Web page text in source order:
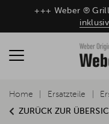
+++ Weber ®
ZURÜCK ZUR
Home Ersatzteile